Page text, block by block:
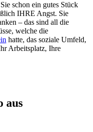
schon ein gutes Stück
IHRE Angst. Sie
– das sind all die
welche die
hatte, das soziale Umfeld,
Arbeitsplatz, Ihre
aus